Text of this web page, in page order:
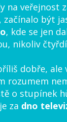
na veřejnost
být
, kde se jen
nikoliv
dobře,
rozumem
o stupínek
za dno